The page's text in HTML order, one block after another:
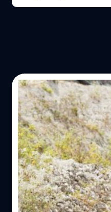
25/01/2024
‘Deadpool 3’ ถ่าย
Jackman กล่าว “รั
“เกลียด” การเทร
ฮิว แจ็กแมน ได้โพสต์บน X
เสร็จแล้ว โดยเขาได้เปิดเ
ภาพยนตร์เรื่องนี้
ปรีดี ฤกษ์วลีกุล| 924 days